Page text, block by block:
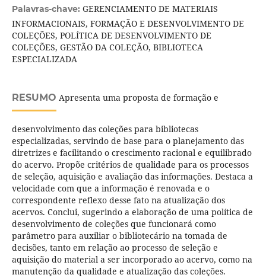
Palavras-chave: GERENCIAMENTO DE MATERIAIS
INFORMACIONAIS, FORMAÇÃO E DESENVOLVIMENTO DE
COLEÇÕES, POLÍTICA DE DESENVOLVIMENTO DE
COLEÇÕES, GESTÃO DA COLEÇÃO, BIBLIOTECA
ESPECIALIZADA
RESUMO Apresenta uma proposta de formação e
desenvolvimento das coleções para bibliotecas
especializadas, servindo de base para o planejamento das
diretrizes e facilitando o crescimento racional e equilibrado
do acervo. Propõe critérios de qualidade para os processos
de seleção, aquisição e avaliação das informações. Destaca a
velocidade com que a informação é renovada e o
correspondente reflexo desse fato na atualização dos
acervos. Conclui, sugerindo a elaboração de uma política de
desenvolvimento de coleções que funcionará como
parâmetro para auxiliar o bibliotecário na tomada de
decisões, tanto em relação ao processo de seleção e
aquisição do material a ser incorporado ao acervo, como na
manutenção da qualidade e atualização das coleções.